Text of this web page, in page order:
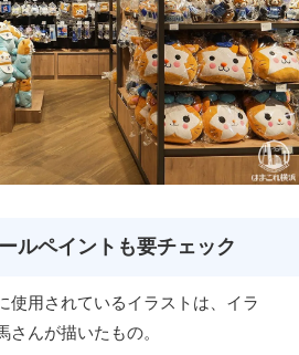
ルペイントも要チェック
使用されているイラストは、イラ
さんが描いたもの。